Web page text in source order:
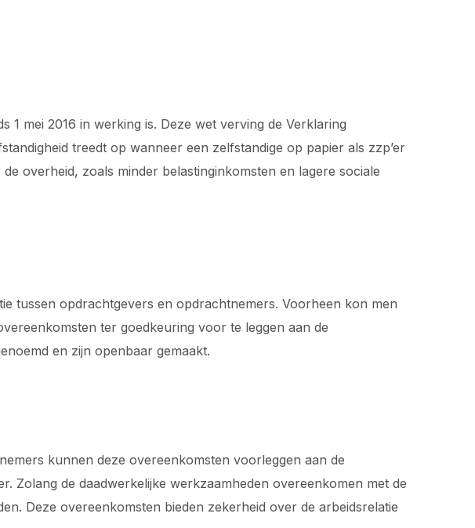
1 mei 2016 in werking is. Deze wet verving de Verklaring
treedt op wanneer een zelfstandige op papier als zzp’er
overheid, zoals minder belastinginkomsten en lagere sociale
tussen opdrachtgevers en opdrachtnemers. Voorheen kon men
ter goedkeuring voor te leggen aan de
en zijn openbaar gemaakt.
kunnen deze overeenkomsten voorleggen aan de
Zolang de daadwerkelijke werkzaamheden overeenkomen met de
Deze overeenkomsten bieden zekerheid over de arbeidsrelatie